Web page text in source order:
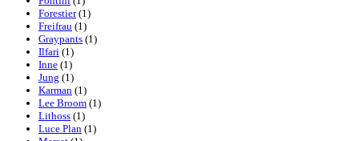
Forestier(1)
Freifrau (1)
Graypants (1)
Ilfari (1)
Inne (1)
Jung (1)
Karman (1)
Lee Broom (1)
Lithoss (1)
Luce Plan (1)